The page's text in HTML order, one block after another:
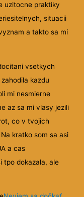
uzitocne praktiky
situacii
a takto sa mi
vsetkych
kazdu
mi nesmierne
az sa mi vlasy jezili
co v tvojich
kratko som sa asi
a cas
tpo dokazala, ale